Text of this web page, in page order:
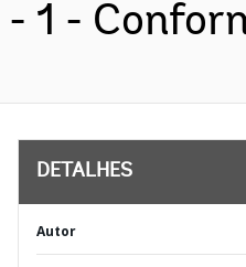
- 1 -
DETALHES
Autor